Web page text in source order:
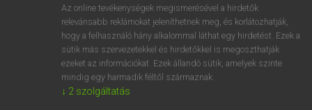
DÍJMENTES ANGOL SZÓTÁR
spawning-ground
spawning-season
Az online tevékenységek megismerésével a hirdetők
relevánsabb reklámokat jeleníthetnek meg, és korlátozhatják,
hogy a felhasználó hány alkalommal láthat egy hirdetést. Ezek a
sütik más szervezetekkel és hirdetőkkel is megoszthatják
ezeket az információkat. Ezek állandó sütik, amelyek szinte
mindig egy harmadik féltől származnak.
↓ 2 szolgáltatás